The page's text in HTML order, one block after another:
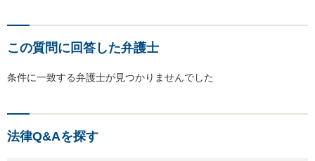
この質問に回答した弁護士
条件に一致する弁護士が見つかりませんでした
法律Q&Aを探す